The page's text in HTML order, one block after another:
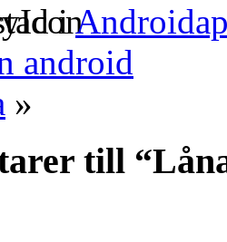
i
android
»
till